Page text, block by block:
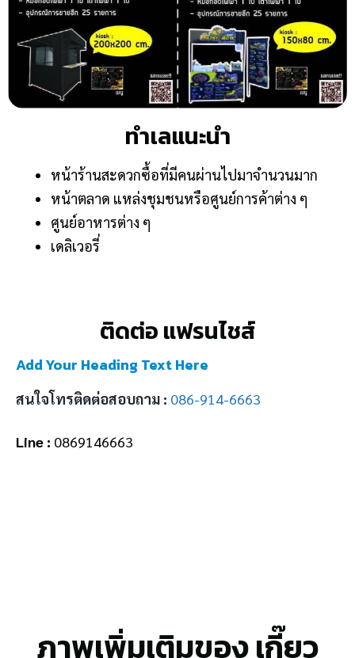
ทำเลแนะนำ
หน้าร้านสะดวกซื้อที่มีคนผ่านไปมาจำนวนมาก
หน้าตลาด แหล่งชุมชนหรือศูนย์การค้าต่าง ๆ
ศูนย์อาหารต่าง ๆ
เดลิเวอรี่
ติดต่อ แฟรนไชส์
Add Your Heading Text Here
สนใจโทรติดต่อสอบถาม : 086-914-6663
Line : 0869146663
ภาพเพิ่มเติมของ เกี๊ยว